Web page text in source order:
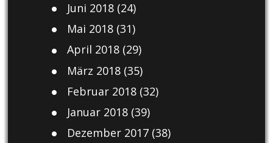
Juni 2018(24)
Mai 2018(31)
April 2018(29)
März 2018(35)
Februar 2018(32)
Januar 2018(39)
Dezember 2017(38)